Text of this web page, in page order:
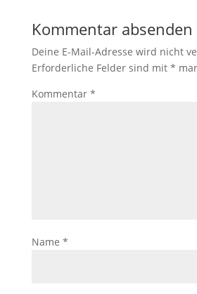
Kommentar absenden
Deine E-Mail-Adresse wird nicht
Erforderliche Felder sind mit *
Kommentar *
Name *